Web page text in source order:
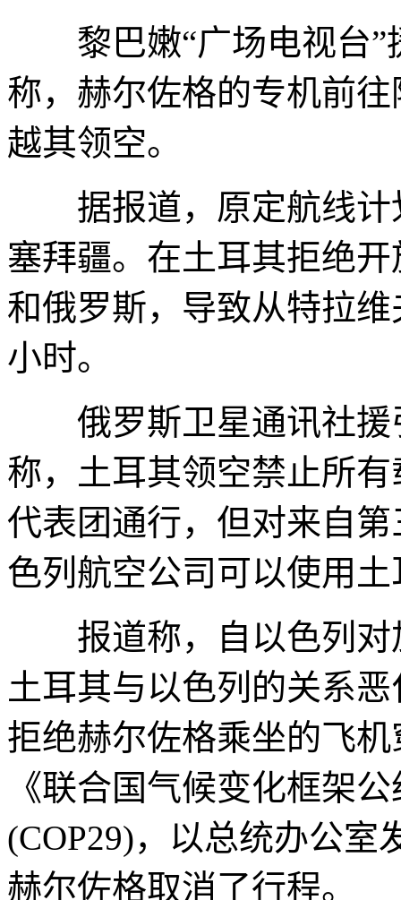
黎巴嫩“广场电视台”
称，赫尔佐格的专机前
越其领空。
据报道，原定航线计
塞拜疆。在土耳其拒绝
和俄罗斯，导致从特拉
小时。
俄罗斯卫星通讯社援
称，土耳其领空禁止所
代表团通行，但对来自
色列航空公司可以使用
报道称，自以色列对
土耳其与以色列的关系
拒绝赫尔佐格乘坐的飞
《联合国气候变化框架
(COP29)，以总统办公室
赫尔佐格取消了行程。